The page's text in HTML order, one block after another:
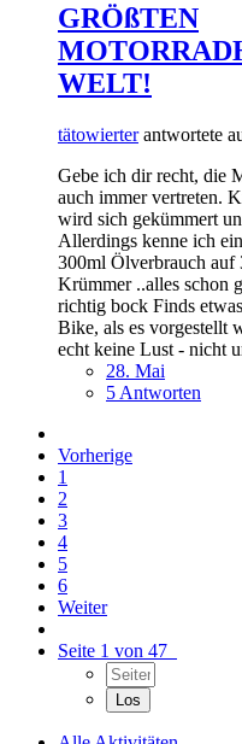
GRÖßTEN
WELT!
tätowierterantwortete
Gebe ich dir recht, die
auch immer vertreten.
wird sich gekümmert
Allerdings kenne ich
300ml Ölverbrauch auf
Krümmer ..alles schon
richtig bock Finds
Bike, als es vorgestellt
echt keine Lust - nicht
28. Mai
5 Antworten
Vorherige
1
2
3
4
5
6
Weiter
Seite 1 von 47